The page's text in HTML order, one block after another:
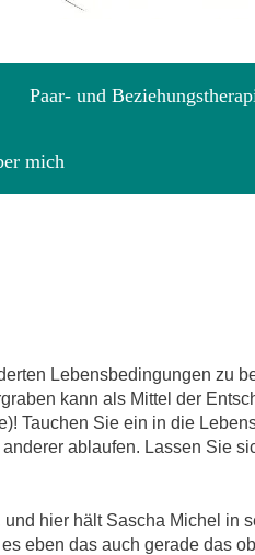
Paar- und
mich
Lebensbedingungen zu
kann als Mittel der
Tauchen Sie ein in die
ablaufen. Lassen Sie
und hier hält Sascha Michel in
eben das auch gerade das